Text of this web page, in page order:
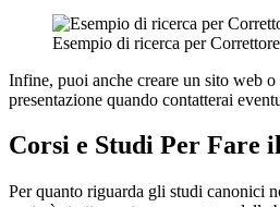
Esempio di ricerca per
Infine, puoi anche creare un sito web
presentazione quando contatterai
Corsi e Studi Per Fare
Per quanto riguarda gli studi canonici